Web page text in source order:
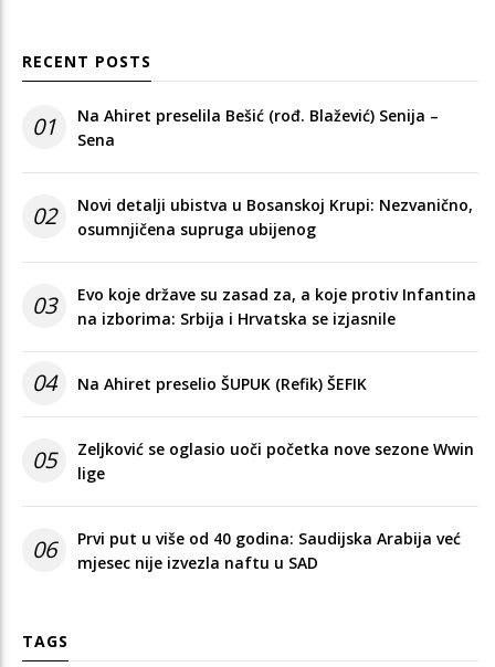
RECENT POSTS
01
Na Ahiret preselila Bešić (rođ. Blažević) Senija –
Sena
02
Novi detalji ubistva u Bosanskoj Krupi: Nezvanično,
osumnjičena supruga ubijenog
03
Evo koje države su zasad za, a koje protiv Infantina
na izborima: Srbija i Hrvatska se izjasnile
04 Na Ahiret preselio ŠUPUK (Refik) ŠEFIK
05
Zeljković se oglasio uoči početka nove sezone Wwin
lige
06
Prvi put u više od 40 godina: Saudijska Arabija već
mjesec nije izvezla naftu u SAD
TAGS